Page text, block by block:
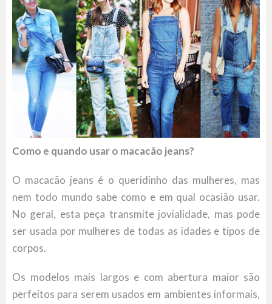
Como e quando usar o macacão jeans?
O macacão jeans é o queridinho das mulheres, mas
nem todo mundo sabe como e em qual ocasião usar.
No geral, esta peça transmite jovialidade, mas pode
ser usada por mulheres de todas as idades e tipos de
corpos.
Os modelos mais largos e com abertura maior são
perfeitos para serem usados em ambientes informais,